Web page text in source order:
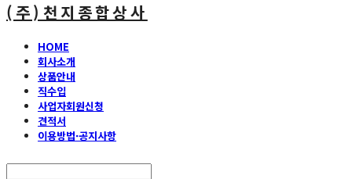
(주)천지종합상사
HOME
회사소개
상품안내
직수입
사업자회원신청
견적서
이용방법·공지사항